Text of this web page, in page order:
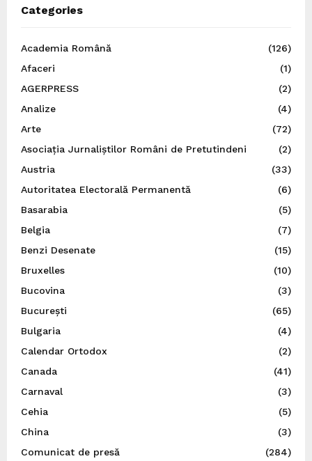
Categories
Academia Română
(126)
Afaceri
(1)
AGERPRESS
(2)
Analize
(4)
Arte
(72)
Asociația Jurnaliștilor Români de Pretutindeni
(2)
Austria
(33)
Autoritatea Electorală Permanentă
(6)
Basarabia
(5)
Belgia
(7)
Benzi Desenate
(15)
Bruxelles
(10)
Bucovina
(3)
București
(65)
Bulgaria
(4)
Calendar Ortodox
(2)
Canada
(41)
Carnaval
(3)
Cehia
(5)
China
(3)
Comunicat de presă
(284)